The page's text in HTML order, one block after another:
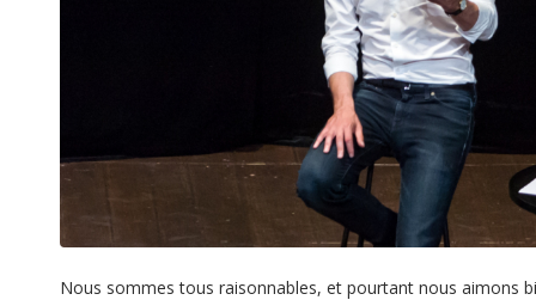
Nous sommes tous raisonnables, et pourtant nous aimons